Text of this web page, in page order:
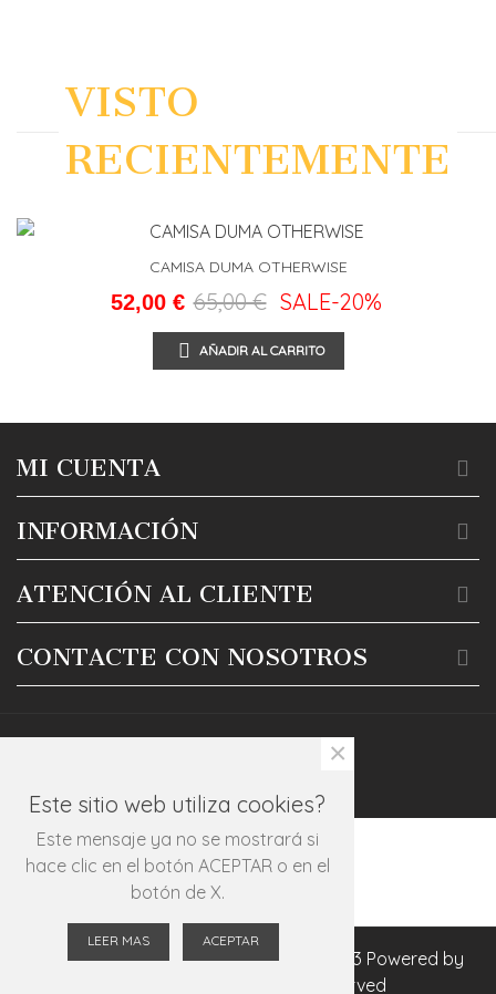
VISTO
RECIENTEMENTE
CAMISA DUMA OTHERWISE
52,00 € 65,00 € SALE-20%
AÑADIR AL CARRITO
MI CUENTA
INFORMACIÓN
ATENCIÓN AL CLIENTE
CONTACTE CON NOSOTROS
© Estudiobml 828 para Mezclalugo 2023 Powered by
Presta Shop™. All Rights Reserved
Este sitio web utiliza cookies?
Este mensaje ya no se mostrará si
hace clic en el botón ACEPTAR o en el
botón de X.
LEER MAS ACEPTAR
×